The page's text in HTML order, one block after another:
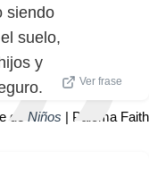
siendo
suelo,
y
Ver frase
de Niños | Paloma Faith